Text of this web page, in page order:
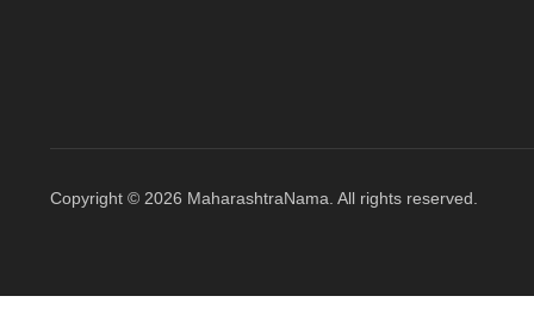
Copyright © 2026 MaharashtraNama. All rights reserved.